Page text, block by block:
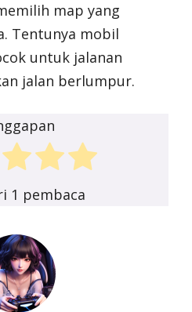
map yang
Tentunya mobil
untuk jalanan
jalan berlumpur.
1 pembaca